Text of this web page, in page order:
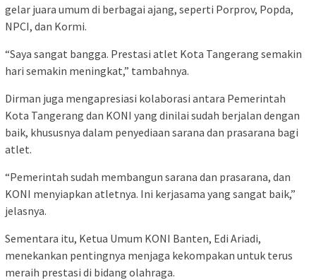
gelar juara umum di berbagai ajang, seperti Porprov, Popda,
NPCI, dan Kormi.
“Saya sangat bangga. Prestasi atlet Kota Tangerang semakin
hari semakin meningkat,” tambahnya.
Dirman juga mengapresiasi kolaborasi antara Pemerintah
Kota Tangerang dan KONI yang dinilai sudah berjalan dengan
baik, khususnya dalam penyediaan sarana dan prasarana bagi
atlet.
“Pemerintah sudah membangun sarana dan prasarana, dan
KONI menyiapkan atletnya. Ini kerjasama yang sangat baik,”
jelasnya.
Sementara itu, Ketua Umum KONI Banten, Edi Ariadi,
menekankan pentingnya menjaga kekompakan untuk terus
meraih prestasi di bidang olahraga.